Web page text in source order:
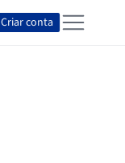
Criar conta